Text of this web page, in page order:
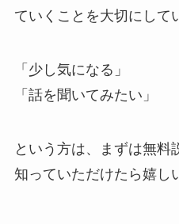
ていくことを大切にして
「少し気になる」
「話を聞いてみたい」
という方は、まずは無料
知っていただけたら嬉し